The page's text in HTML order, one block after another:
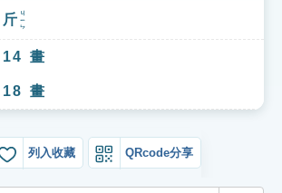
斤 ㄐㄧㄣ
14 畫
18 畫
列入收藏 QRcode分享